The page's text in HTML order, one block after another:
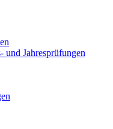
und Jahresprüfungen